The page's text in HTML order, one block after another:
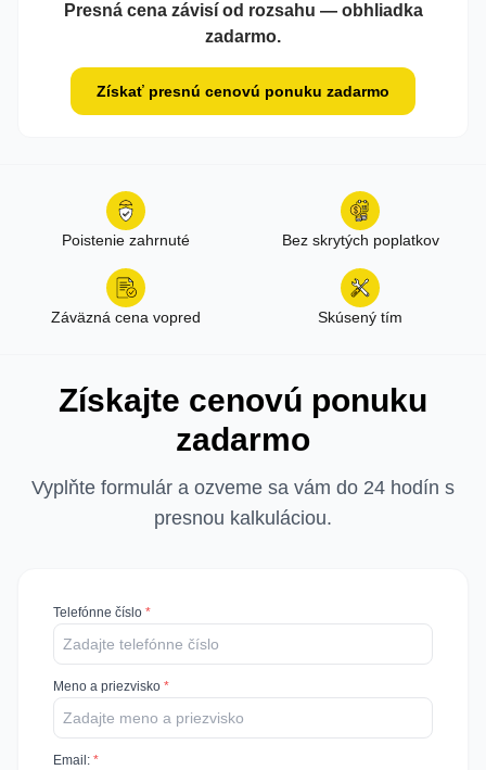
Presná cena závisí od rozsahu — obhliadka
zadarmo.
Získať presnú cenovú ponuku zadarmo
Poistenie zahrnuté Bez skrytých poplatkov
Záväzná cena vopred Skúsený tím
Získajte cenovú ponuku
zadarmo
Vyplňte formulár a ozveme sa vám do 24 hodín s
presnou kalkuláciou.
Telefónne číslo *
Meno a priezvisko *
Email : *